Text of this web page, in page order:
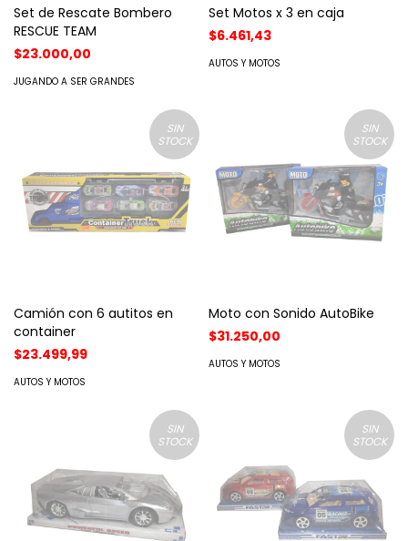
Set de Rescate Bombero
RESCUE TEAM
$23.000,00
JUGANDO A SER GRANDES
Set Motos x 3 en caja
$6.461,43
AUTOS Y MOTOS
SIN
STOCK
Camión con 6 autitos en
container
$23.499,99
AUTOS Y MOTOS
SIN
STOCK
Moto con Sonido AutoBike
$31.250,00
AUTOS Y MOTOS
SIN
STOCK
SIN
STOCK